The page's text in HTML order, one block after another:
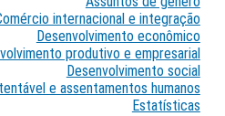
internacional e integração
Desenvolvimento econômico
produtivo e empresarial
Desenvolvimento social
e assentamentos humanos
Estatísticas